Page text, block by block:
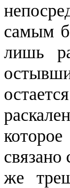
самым
лишь
же